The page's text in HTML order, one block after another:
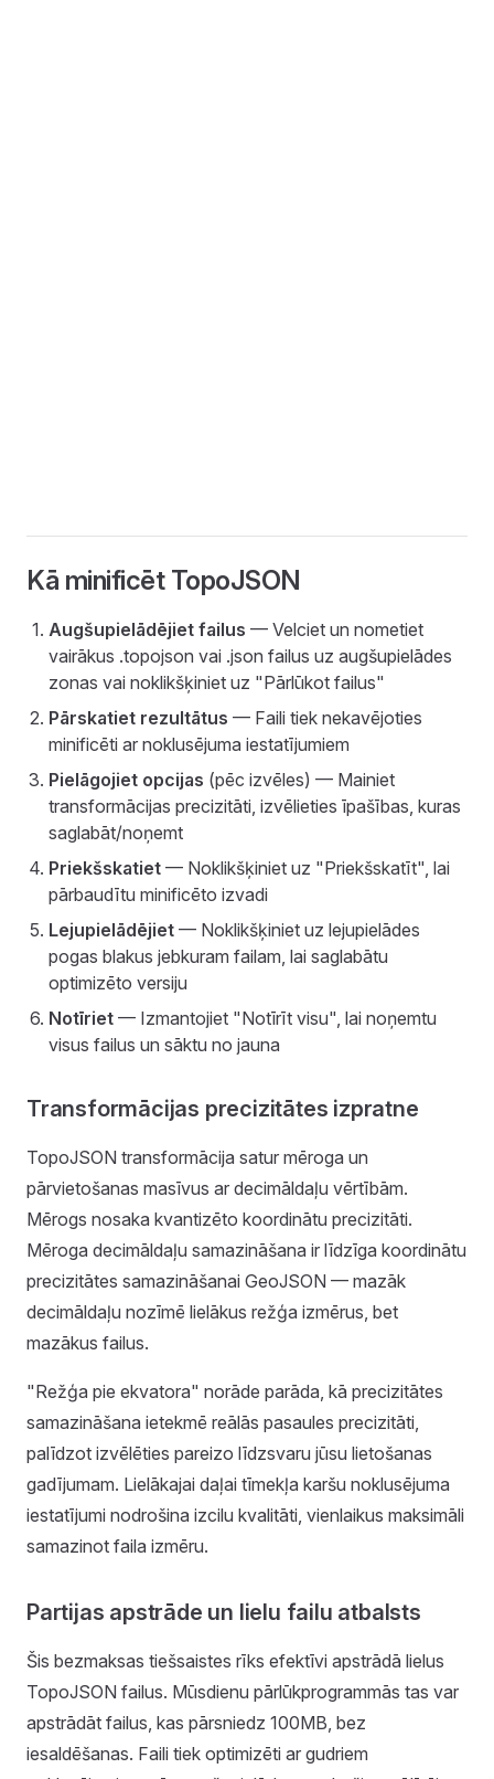
Kā minificēt TopoJSON
Augšupielādējiet failus — Velciet un nometiet
vairākus .topojson vai .json failus uz augšupielādes
zonas vai noklikšķiniet uz "Pārlūkot failus"
Pārskatiet rezultātus — Faili tiek nekavējoties
minificēti ar noklusējuma iestatījumiem
Pielāgojiet opcijas (pēc izvēles) — Mainiet
transformācijas precizitāti, izvēlieties īpašības, kuras
saglabāt/noņemt
Priekšskatiet — Noklikšķiniet uz "Priekšskatīt", lai
pārbaudītu minificēto izvadi
Lejupielādējiet — Noklikšķiniet uz lejupielādes
pogas blakus jebkuram failam, lai saglabātu
optimizēto versiju
Notīriet — Izmantojiet "Notīrīt visu", lai noņemtu
visus failus un sāktu no jauna
Transformācijas precizitātes izpratne
TopoJSON transformācija satur mēroga un
pārvietošanas masīvus ar decimāldaļu vērtībām.
Mērogs nosaka kvantizēto koordinātu precizitāti.
Mēroga decimāldaļu samazināšana ir līdzīga koordinātu
precizitātes samazināšanai GeoJSON — mazāk
decimāldaļu nozīmē lielākus režģa izmērus, bet
mazākus failus.
"Režģa pie ekvatora" norāde parāda, kā precizitātes
samazināšana ietekmē reālās pasaules precizitāti,
palīdzot izvēlēties pareizo līdzsvaru jūsu lietošanas
gadījumam. Lielākajai daļai tīmekļa karšu noklusējuma
iestatījumi nodrošina izcilu kvalitāti, vienlaikus maksimāli
samazinot faila izmēru.
Partijas apstrāde un lielu failu atbalsts
Šis bezmaksas tiešsaistes rīks efektīvi apstrādā lielus
TopoJSON failus. Mūsdienu pārlūkprogrammās tas var
apstrādāt failus, kas pārsniedz 100MB, bez
iesaldēšanas. Faili tiek optimizēti ar gudriem